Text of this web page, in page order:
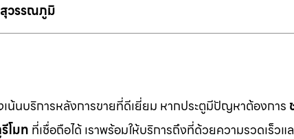
วรรณภูมิ
เน้นบริการหลังการขายที่ดีเยี่ยม หากประตูมีปัญหาต้องการ
โมท ที่เชื่อถือได้ เราพร้อมให้บริการถึงที่ด้วยความรวดเร็วแ